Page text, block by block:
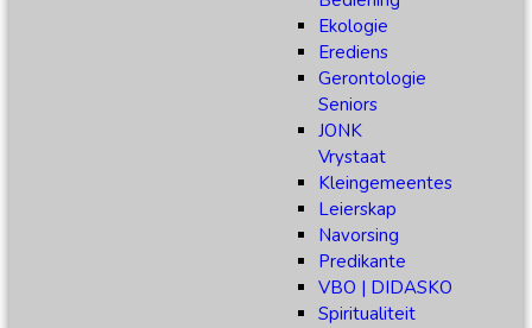
Ekologie
Erediens
Gerontologie
Seniors
JONK
Vrystaat
Kleingemeentes
Leierskap
Navorsing
Predikante
VBO | DIDASKO
Spiritualiteit